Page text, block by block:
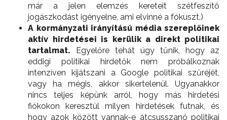
már a jelen elemzés kereteit szétfeszítő
jogászkodást igényelne, ami elvinné a fókuszt.)
A kormányzati irányítású média szereplőinek
aktív hirdetései is kerülik a direkt politikai
tartalmat. Egyelőre tehát úgy tűnik, hogy az
eddigi politikai hirdetők nem próbálkoznak
intenzíven kijátszani a Google politikai szűréjét,
vagy ha mégis, akkor sikertelenül. Ugyanakkor
nincs teljes képünk arról, hogy más hirdetési
fiókokon keresztül milyen hirdetések futnak, és
hogy azok között vannak-e átcsusszanó politikai